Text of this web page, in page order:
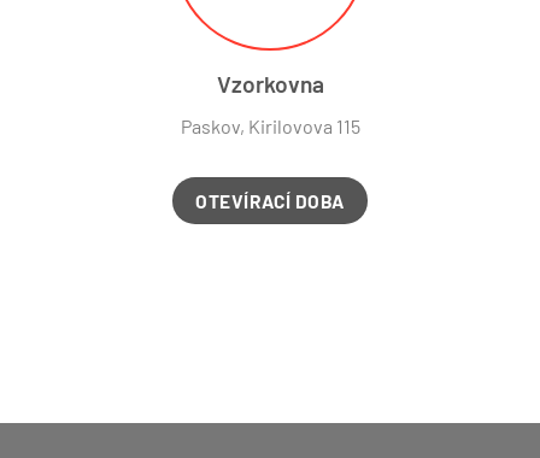
Vzorkovna
Paskov, Kirilovova 115
OTEVÍRACÍ DOBA